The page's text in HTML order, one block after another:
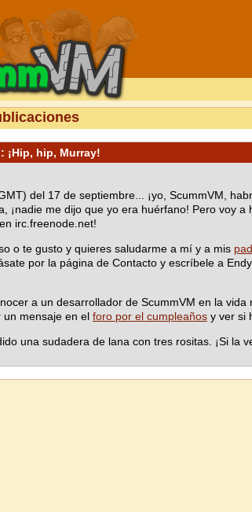
: ¡Hip, hip, Murray!
del 17 de septiembre... ¡yo, ScummVM,
¡nadie me dijo que yo era huérfano! Pero voy
irc.freenode.net!
o te gusto y quieres saludarme a mí y a mis
por la página de Contacto y escríbele a
a un desarrollador de ScummVM en la
un mensaje en el foro por el cumpleaños y ver si
una sudadera de lana con tres rositas. ¡Si la